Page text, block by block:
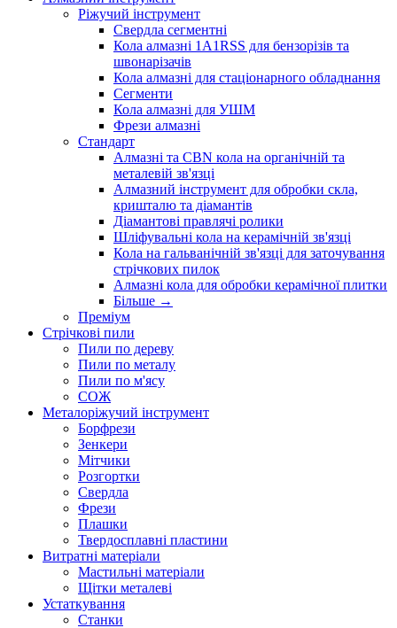
Ріжучий інструмент
Свердла сегментні
Кола алмазні 1A1RSS для бензорізів та
швонарізачів
Кола алмазні для стаціонарного обладнання
Сегменти
Кола алмазні для УШМ
Фрези алмазні
Стандарт
Алмазні та CBN кола на органічній та
металевій зв'язці
Алмазний інструмент для обробки скла,
кришталю та діамантів
Діамантові правлячі ролики
Шліфувальні кола на керамічній зв'язці
Кола на гальванічній зв'язці для заточування
стрічкових пилок
Алмазні кола для обробки керамічної плитки
Більше →
Преміум
Стрічкові пили
Пили по дереву
Пили по металу
Пили по м'ясу
СОЖ
Металоріжучий інструмент
Борфрези
Зенкери
Мітчики
Розгортки
Свердла
Фрези
Плашки
Твердосплавні пластини
Витратні матеріали
Мастильні матеріали
Щітки металеві
Устаткування
Станки